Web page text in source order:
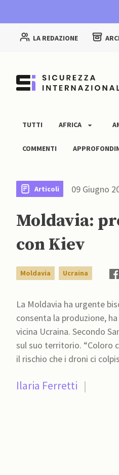
LA REDAZIONE
TUTTI AFRICA
COMMENTI
Articoli 09 Giugno
Moldavia:
con Kiev
Moldavia Ucraina
La Moldavia ha urgente
consenta la produzione,
vicina Ucraina. Secondo
sul suo territorio. “Coloro
il rischio che i droni ci
Ilaria Ferretti |